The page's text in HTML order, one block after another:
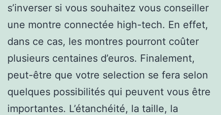
s’inverser si vous souhaitez vous conseiller
une montre connectée high-tech. En effet,
dans ce cas, les montres pourront coûter
plusieurs centaines d’euros. Finalement,
peut-être que votre selection se fera selon
quelques possibilités qui peuvent vous être
importantes. L’étanchéité, la taille, la